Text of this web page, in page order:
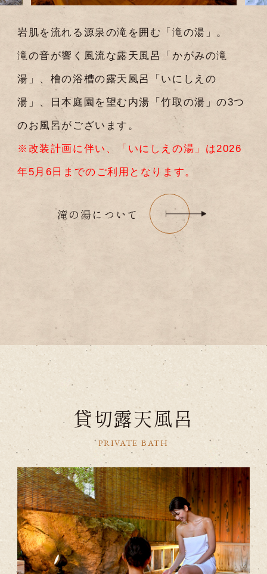
岩肌を流れる源泉の滝を囲む「滝の湯」。
滝の音が響く風流な露天風呂「かがみの滝
湯」、檜の浴槽の露天風呂「いにしえの
湯」、日本庭園を望む内湯「竹取の湯」の3つ
のお風呂がございます。
※改装計画に伴い、「いにしえの湯」は2026
年5月6日までのご利用となります。
滝の湯について
PRIVATE BATH
貸切露天風呂